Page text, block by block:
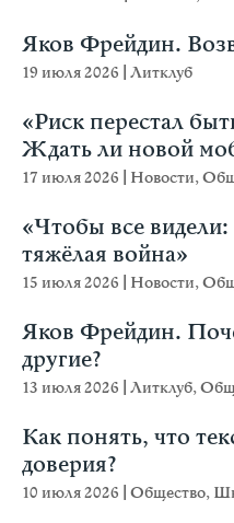
Яков Фрейдин.
19 июля 2026 Литклуб
«Риск перестал
Ждать ли новой
17 июля 2026 Новости,
«Чтобы все
тяжёлая война»
15 июля 2026 Новости,
Яков Фрейдин.
другие?
13 июля 2026 Литклуб,
Как понять, что
доверия?
10 июля 2026 Общество,